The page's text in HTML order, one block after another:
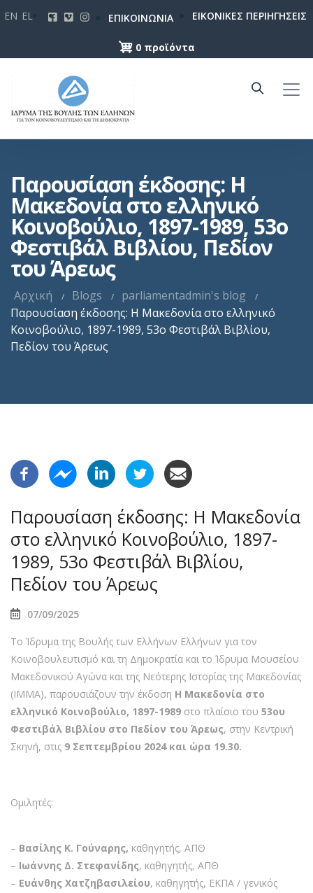
κυρίως
περιεχόμενο
EN EL ΕΠΙΚΟΙΝΩΝΙΑ ΕΙΚΟΝΙΚΕΣ ΠΕΡΙΗΓΗΣΕΙΣ
0 προϊόντα
Παρουσίαση έκδοσης: Η
Μακεδονία στο ελληνικό
Κοινοβούλιο, 1897-1989, 53ο
Φεστιβάλ Βιβλίου, Πεδίον
του Άρεως
Αρχική Blogs
parliamentadmin's blog
Παρουσίαση έκδοσης: Η Μακεδονία στο ελληνικό
Κοινοβούλιο, 1897-1989, 53ο Φεστιβάλ Βιβλίου,
Πεδίον του Άρεως
Παρουσίαση έκδοσης: Η Μακεδονία
στο ελληνικό Κοινοβούλιο, 1897-
1989, 53ο Φεστιβάλ Βιβλίου,
Πεδίον του Άρεως
07/09/2025
Το Ίδρυμα της Βουλής των Ελλήνων Ελλήνων για τον
Κοινοβουλευτισμό και τη Δημοκρατία και το Ίδρυμα Μουσείου
Μακεδονικού Αγώνα και της Νεότερης Ιστορίας της Μακεδονίας
(IMMA), παρουσιάζουν την έκδοση Η Μακεδονία στο
ελληνικό Κοινοβούλιο, 1897-1989 στο πλαίσιο του 53ου
Φεστιβάλ Βιβλίου στο Πεδίον του Άρεως, στην Κεντρική
Σκηνή, στις 9 Σεπτεμβρίου 2024 και ώρα 19.30.
Ομιλητές:
– Βασίλης Κ. Γούναρης, καθηγητής, ΑΠΘ
– Ιωάννης Δ. Στεφανίδης, καθηγητής, ΑΠΘ
– Ευάνθης Χατζηβασιλείου, καθηγητής, ΕΚΠΑ / γενικός